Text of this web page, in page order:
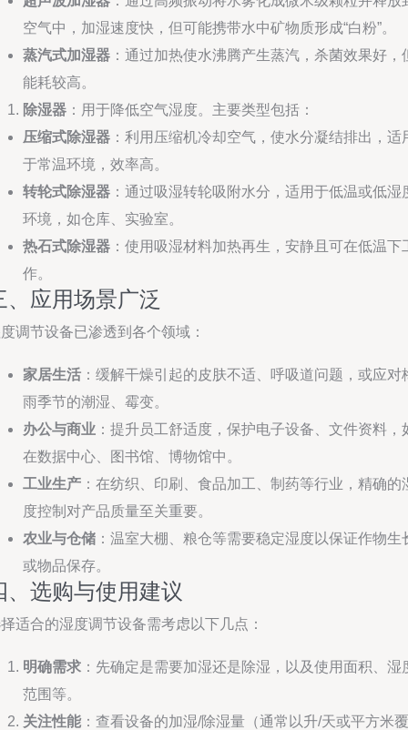
空气中，加湿速度快，但可能携带水中矿物质形成“白粉”。
蒸汽式加湿器 ：通过加热使水沸腾产生蒸汽，杀菌效果好，
能耗较高。
除湿器 ：用于降低空气湿度。主要类型包括：
压缩式除湿器 ：利用压缩机冷却空气，使水分凝结排出，适
于常温环境，效率高。
转轮式除湿器 ：通过吸湿转轮吸附水分，适用于低温或低湿
环境，如仓库、实验室。
热石式除湿器 ：使用吸湿材料加热再生，安静且可在低温下
作。
、应用场景广泛
调节设备已渗透到各个领域：
家居生活 ：缓解干燥引起的皮肤不适、呼吸道问题，或应对
雨季节的潮湿、霉变。
办公与商业 ：提升员工舒适度，保护电子设备、文件资料，
在数据中心、图书馆、博物馆中。
工业生产 ：在纺织、印刷、食品加工、制药等行业，精确的
度控制对产品质量至关重要。
农业与仓储 ：温室大棚、粮仓等需要稳定湿度以保证作物生
或物品保存。
、选购与使用建议
适合的湿度调节设备需考虑以下几点：
明确需求 ：先确定是需要加湿还是除湿，以及使用面积、湿
范围等。
关注性能：查看设备的加湿/除湿量（通常以升/天或平方米覆